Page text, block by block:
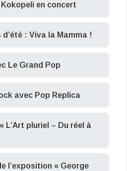
en concert
d’été : Viva la Mamma !
Le Grand Pop
avec Pop Replica
L’Art pluriel – Du réel à
l’exposition « George